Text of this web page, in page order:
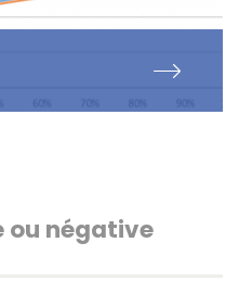
ou négative